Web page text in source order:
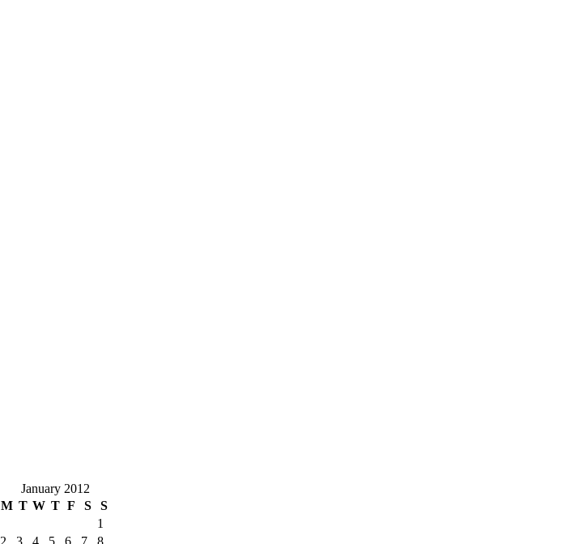
January 2012
M T W T F S
S
1
2
3 4 5 6 7 8